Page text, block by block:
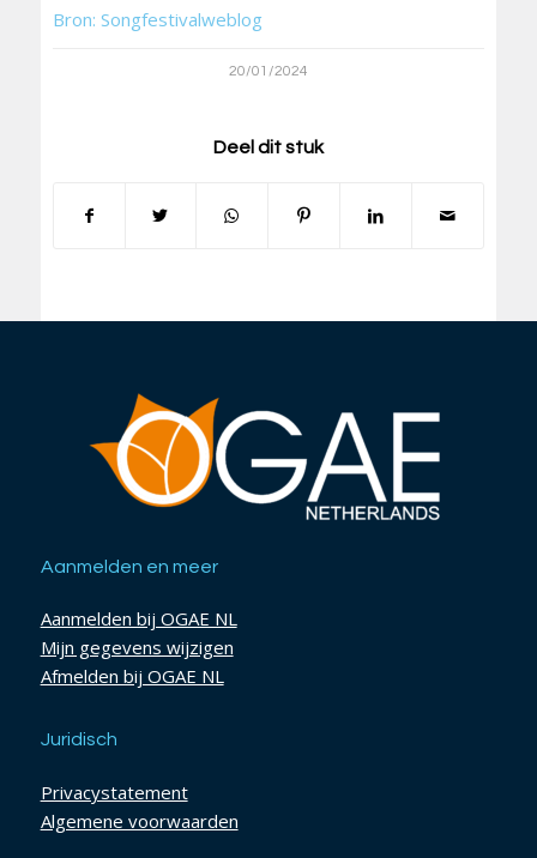
Bron: Songfestivalweblog
20/01/2024
Deel dit stuk
Aanmelden en meer
Aanmelden bij OGAE NL
Mijn gegevens wijzigen
Afmelden bij OGAE NL
Juridisch
Privacystatement
Algemene voorwaarden